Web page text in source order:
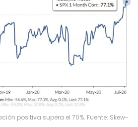
positiva supera el 70%. Fuente: Skew-